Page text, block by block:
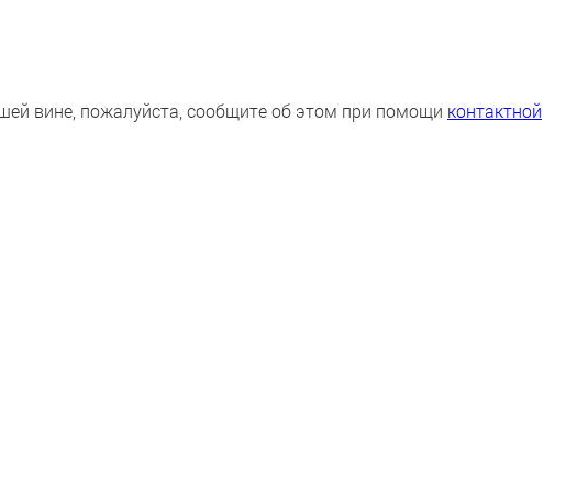
вине, пожалуйста, сообщите об этом при помощи контактной